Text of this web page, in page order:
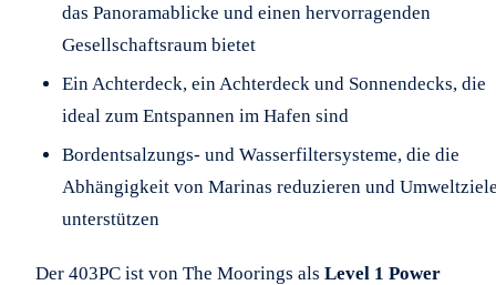
das Panoramablicke und einen hervorragenden
Gesellschaftsraum bietet
Ein Achterdeck, ein Achterdeck und Sonnendecks, die
ideal zum Entspannen im Hafen sind
Bordentsalzungs- und Wasserfiltersysteme, die die
Abhängigkeit von Marinas reduzieren und
unterstützen
Der 403PC ist von The Moorings als Level 1 Power